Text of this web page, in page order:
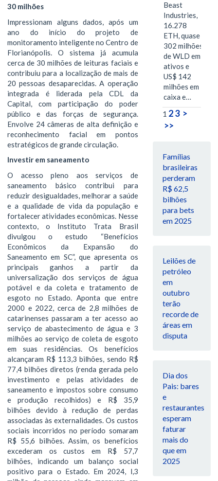
30 milhões
Impressionam alguns dados, após um
ano do início do projeto de
monitoramento inteligente no Centro de
Florianópolis. O sistema já acumula
cerca de 30 milhões de leituras faciais e
contribuiu para a localização de mais de
20 pessoas desaparecidas. A operação
integrada é liderada pela CDL da
Capital, com participação do poder
público e das forças de segurança.
Envolve 24 câmeras de alta definição e
reconhecimento facial em pontos
estratégicos de grande circulação.
Investir em saneamento
O acesso pleno aos serviços de
saneamento básico contribui para
reduzir desigualdades, melhorar a saúde
e a qualidade de vida da população e
fortalecer atividades econômicas. Nesse
contexto, o Instituto Trata Brasil
divulgou o estudo “Benefícios
Econômicos da Expansão do
Saneamento em SC”, que apresenta os
principais ganhos a partir da
universalização dos serviços de água
potável e da coleta e tratamento de
esgoto no Estado. Aponta que entre
2000 e 2022, cerca de 2,8 milhões de
catarinenses passaram a ter acesso ao
serviço de abastecimento de água e 3
milhões ao serviço de coleta de esgoto
em suas residências. Os benefícios
alcançaram R$ 113,3 bilhões, sendo R$
77,4 bilhões diretos (renda gerada pelo
investimento e pelas atividades de
saneamento e impostos sobre consumo
e produção recolhidos) e R$ 35,9
bilhões devido à redução de perdas
associadas às externalidades. Os custos
sociais incorridos no período somaram
R$ 55,6 bilhões. Assim, os benefícios
excederam os custos em R$ 57,7
bilhões, indicando um balanço social
positivo para o Estado. Em 2024, l,3
Beast
Industries,
16.278
ETH, quase
302 milhões
de WLD em
ativos e
US$ 142
milhões em
caixa e…
1 23 >
>>
Famílias
brasileiras
perderam
R$ 62,5
bilhões
para bets
em 2025
Leilões de
petróleo
em
outubro
terão
recorde de
áreas em
disputa
Dia dos
Pais: bares
e
restaurantes
esperam
faturar
mais do
que em
2025